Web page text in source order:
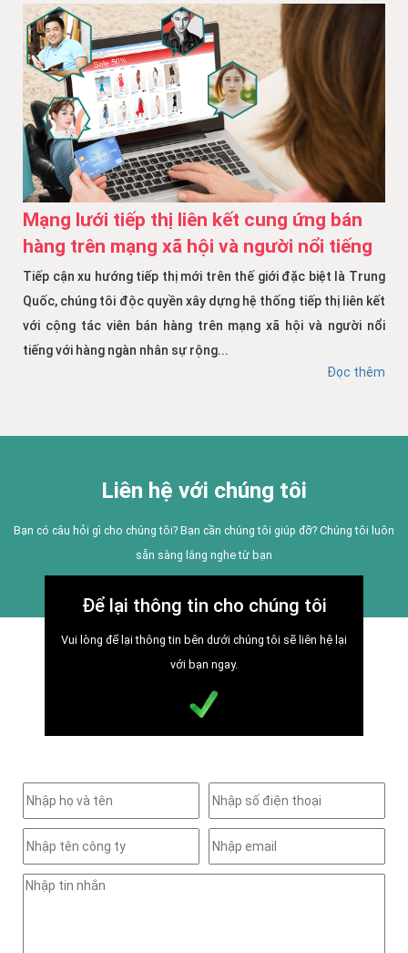
Mạng lưới tiếp thị liên kết cung ứng bán
hàng trên mạng xã hội và người nổi tiếng
Tiếp cận xu hướng tiếp thị mới trên thế giới đặc biệt là Trung
Quốc, chúng tôi độc quyền xây dựng hệ thống tiếp thị liên kết
với cộng tác viên bán hàng trên mạng xã hội và người nổi
tiếng với hàng ngàn nhân sự rộng...
Đọc thêm
Liên hệ với chúng tôi
Bạn có câu hỏi gì cho chúng tôi? Bạn cần chúng tôi giúp đỡ? Chúng tôi luôn
sẵn sàng lắng nghe từ bạn
Để lại thông tin cho chúng tôi
Vui lòng để lại thông tin bên dưới chúng tôi sẽ liên hệ lại
với bạn ngay.